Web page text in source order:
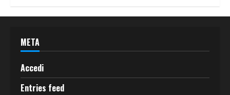
META
Accedi
Entries feed